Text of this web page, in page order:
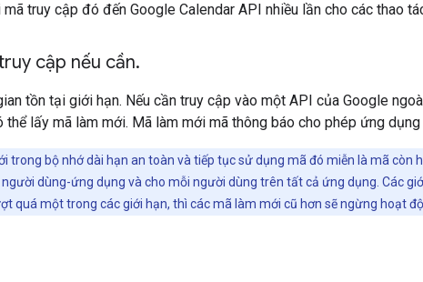
mã truy cập đó đến Google Calendar API nhiều lần cho các thao
cập nếu cần.
tồn tại giới hạn. Nếu cần truy cập vào một API của Google
thể lấy mã làm mới. Mã làm mới mã thông báo cho phép ứng
trong bộ nhớ dài hạn an toàn và tiếp tục sử dụng mã đó miễn là mã còn
người dùng-ứng dụng và cho mỗi người dùng trên tất cả ứng dụng. Các
quá một trong các giới hạn, thì các mã làm mới cũ hơn sẽ ngừng hoạt